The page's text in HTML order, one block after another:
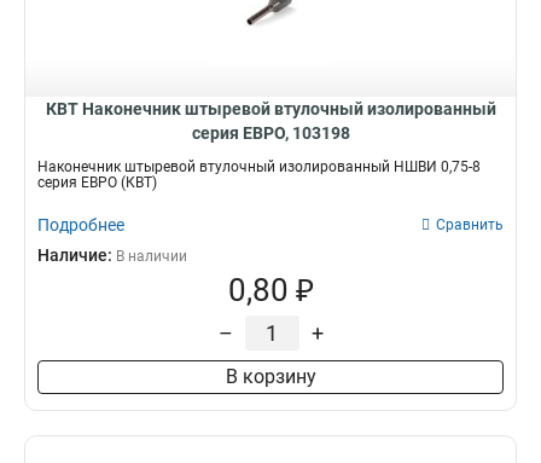
КВТ Наконечник штыревой втулочный изолированный
серия ЕВРО, 103198
Наконечник штыревой втулочный изолированный НШВИ 0,75-8
серия ЕВРО (КВТ)
Подробнее Сравнить
Наличие: В наличии
0,80 ₽
– +
В корзину